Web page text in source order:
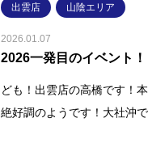
出雲店 山陰エリア
2026.01.07
2026一発目のイベント！
ども！出雲店の高橋です！
絶好調のようです！大社沖